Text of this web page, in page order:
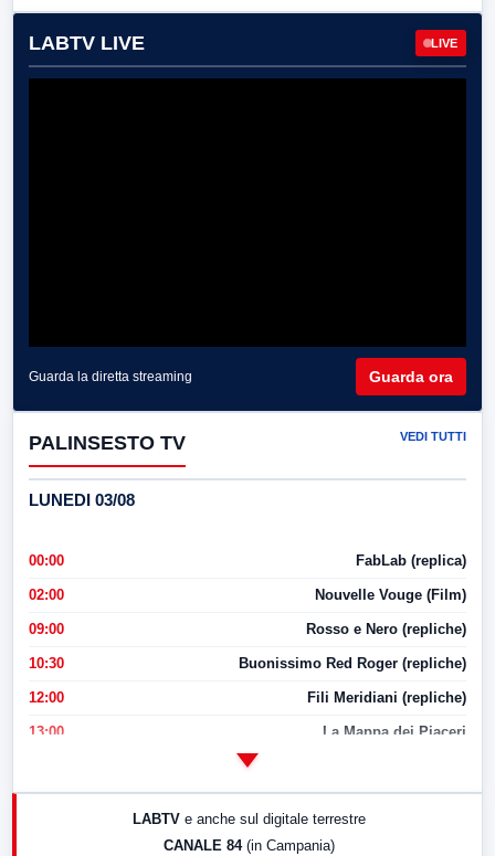
LABTV LIVE LIVE
Guarda la diretta streaming Guarda ora
PALINSESTO TV VEDI TUTTI
LUNEDI 03/08
00:00 FabLab (replica)
02:00 Nouvelle Vouge (Film)
09:00 Rosso e Nero (repliche)
10:30 Buonissimo Red Roger (repliche)
12:00 Fili Meridiani (repliche)
13:00 La Mappa dei Piaceri
LABTV e anche sul digitale terrestre
CANALE 84 (in Campania)